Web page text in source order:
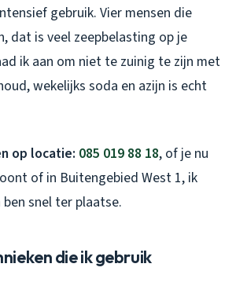
gebruik. Vier mensen die
dat is veel zeepbelasting op je
ik aan om niet te zuinig te zijn met
wekelijks soda en azijn is echt
op locatie: 085 019 88 18, of je nu
of in Buitengebied West 1, ik
snel ter plaatse.
die ik gebruik